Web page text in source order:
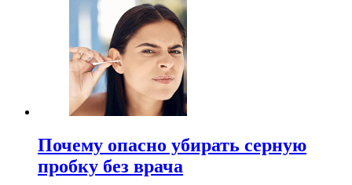
Почему опасно убирать серную
пробку без врача